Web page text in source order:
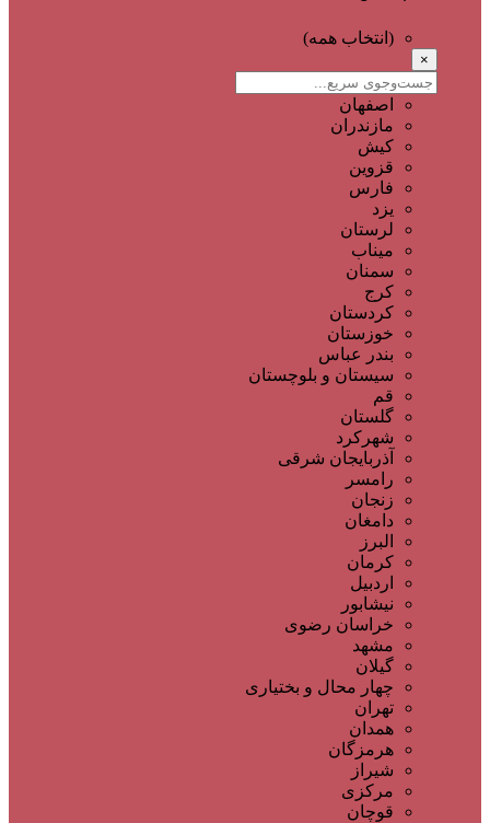
(انتخاب همه)
×
اصفهان
مازندران
کیش
قزوین
فارس
یزد
لرستان
میناب
سمنان
کرج
کردستان
خوزستان
بندر عباس
سیستان و بلوچستان
قم
گلستان
شهرکرد
آذربایجان شرقی
رامسر
زنجان
دامغان
البرز
کرمان
اردبیل
نیشابور
خراسان رضوی
مشهد
گیلان
چهار محال و بختیاری
تهران
همدان
هرمزگان
شیراز
مرکزی
قوچان